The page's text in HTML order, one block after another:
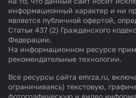
информационный характер и ни
является публичной офертой,
Статьи 437 (2) Гражданского
Федерации.
На информационном ресурсе
рекомендательные технологии.
Все ресурсы сайта emrza.ru,
ограничиваясь) текстовую,
фотографическую и видео